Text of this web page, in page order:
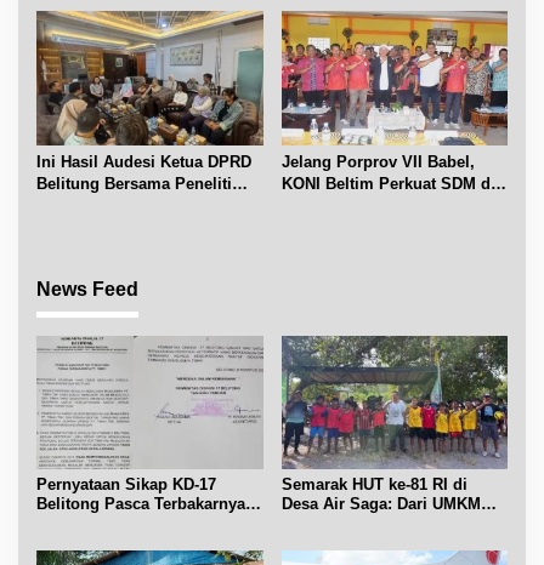
Ini Hasil Audesi Ketua DPRD
Belitung Bersama Peneliti
Jelang Porprov VII Babel,
KONI Beltim Perkuat SDM di
News Feed
Pernyataan Sikap KD-17
Belitong Pasca Terbakarnya
Semarak HUT ke-81 RI di
Desa Air Saga: Dari UMKM